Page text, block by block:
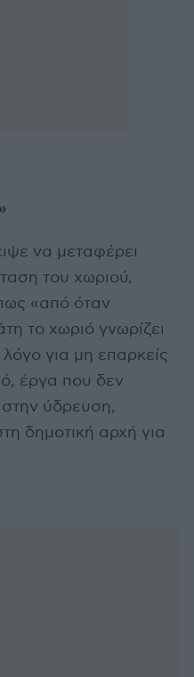
να μεταφέρει
του χωριού,
«από όταν
το χωριό γνωρίζει
για μη επαρκείς
έργα που δεν
ύδρευση,
δημοτική αρχή για